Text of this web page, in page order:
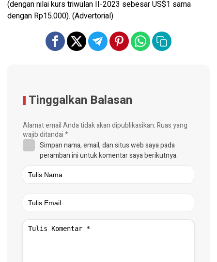
(dengan nilai kurs triwulan II-2023 sebesar US$1 sama
dengan Rp15.000). (Advertorial)
Tinggalkan Balasan
Alamat email Anda tidak akan dipublikasikan.Ruas yang
wajib ditandai*
Simpan nama, email, dan situs web saya pada
peramban ini untuk komentar saya berikutnya.